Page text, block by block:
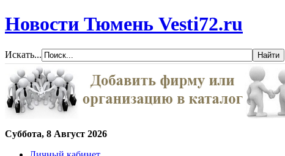
Новости Тюмень Vesti72.ru
Искать...
Суббота, 8 Август 2026